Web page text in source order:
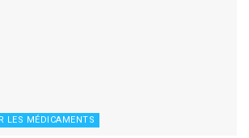
LES MÉDICAMENTS